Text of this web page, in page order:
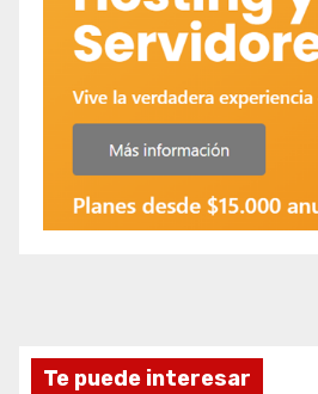
Te puede interesar